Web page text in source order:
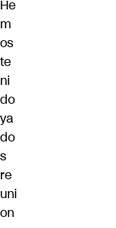
He
m
os
te
ni
do
ya
do
s
re
uni
on